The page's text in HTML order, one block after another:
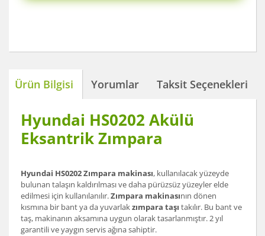
Ürün Bilgisi Yorumlar Taksit Seçenekleri
Hyundai HS0202 Akülü
Eksantrik Zımpara
Hyundai HS0202 Zımpara makinası, kullanılacak yüzeyde
bulunan talaşın kaldırılması ve daha pürüzsüz yüzeyler elde
edilmesi için kullanılanılır.Zımpara makinasının dönen
kısmına bir bant ya da yuvarlakzımpara taşı takılır. Bu bant ve
taş, makinanın aksamına uygun olarak tasarlanmıştır. 2 yıl
garantili ve yaygın servis ağına sahiptir.